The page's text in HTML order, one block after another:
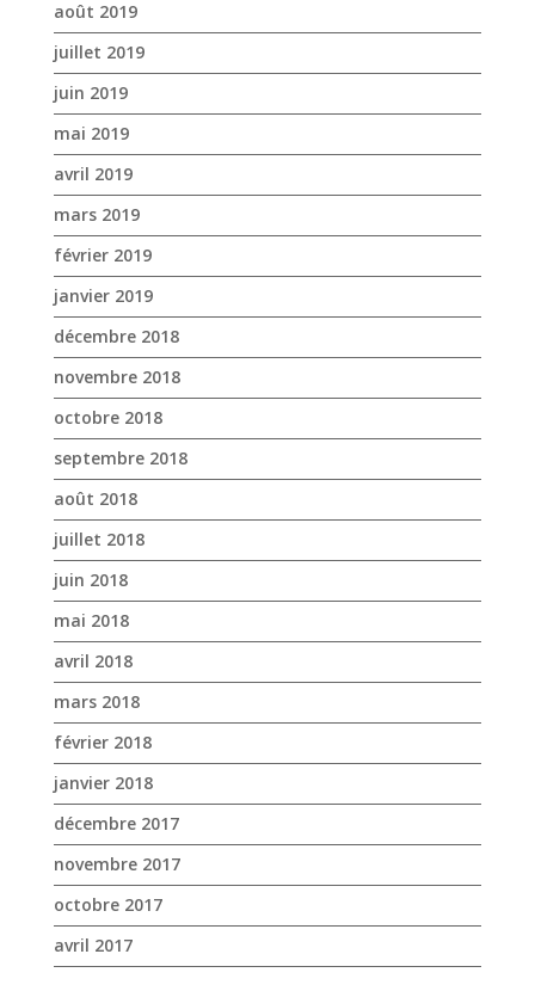
août 2019
juillet 2019
juin 2019
mai 2019
avril 2019
mars 2019
février 2019
janvier 2019
décembre 2018
novembre 2018
octobre 2018
septembre 2018
août 2018
juillet 2018
juin 2018
mai 2018
avril 2018
mars 2018
février 2018
janvier 2018
décembre 2017
novembre 2017
octobre 2017
avril 2017